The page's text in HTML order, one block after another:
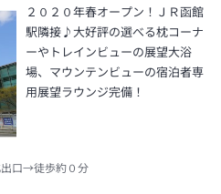
２０２０年春オープン！ＪＲ函館
駅隣接♪大好評の選べる枕コーナ
ーやトレインビューの展望大浴
場、マウンテンビューの宿泊者専
用展望ラウンジ完備！
出口→徒歩約０分